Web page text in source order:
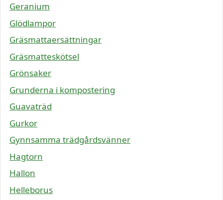
Geranium
Glödlampor
Gräsmattaersättningar
Gräsmatteskötsel
Grönsaker
Grunderna i kompostering
Guavaträd
Gurkor
Gynnsamma trädgårdsvänner
Hagtorn
Hallon
Helleborus